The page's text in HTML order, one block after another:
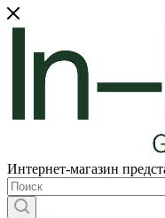
Интернет-магазин